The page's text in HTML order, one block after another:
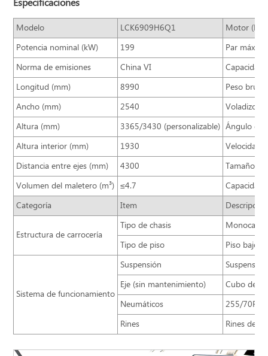
Especificaciones
Modelo LCK6909H6Q1
Motor
Potencia nominal (kW)
199
Par
Norma de emisiones
China VI
Capacidad
Longitud (mm)
8990
Peso
Ancho (mm)
2540
Voladizo
Altura (mm)
3365/3430 (personalizable) Ángulo de
Altura interior (mm)
1930
Velocidad
Distancia entre ejes (mm)
4300
Tamaño
Volumen del maletero (m³) ≤4.7
Capacidad
Categoría
Item Descripción
Estructura de carrocería
Tipo de chasis
Tipo de piso
Piso bajo
Sistema de funcionamiento
Suspensión
Eje (sin mantenimiento)
Cubo de
Neumáticos
255/
Rines
Rines de